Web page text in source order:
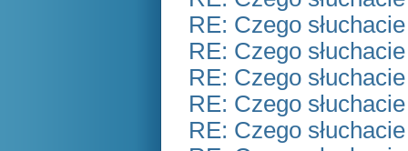
RE: Czego
RE: Czego
RE: Czego
RE: Czego
RE: Czego